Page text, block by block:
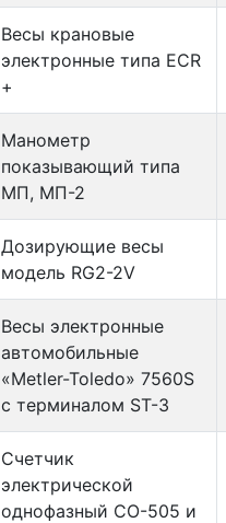
Весы крановые
электронные типа ECR
+
Манометр
показывающий типа
МП, МП-2
Дозирующие весы
модель RG2-2V
Весы электронные
автомобильные
«Metler-Toledo» 7560S
с терминалом ST-3
Счетчик
электрической
однофазный СО-505 и